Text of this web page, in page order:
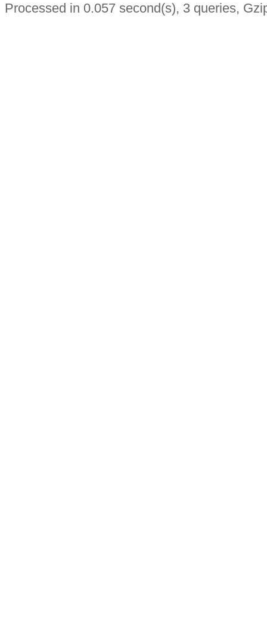
Processed in 0.057 second(s), 3 queries,